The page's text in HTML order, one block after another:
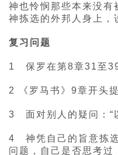
神也怜悯那些本来没有
神拣选的外邦人身上，
复习问题
1 保罗在第8章31至39
2 《罗马书》9章开头
3 面对别人的疑问：“
4 神凭自己的旨意拣选
问题，自己是否思考过